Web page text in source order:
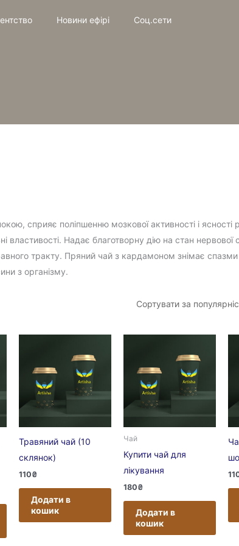
Новини ефірі Соц.сети
сприяє поліпшенню мозкової активності і ясності
властивості. Надає благотворну дію на стан нервової
тракту. Пряний чай з кардамоном знімає
з організму.
Травяний чай (10
склянок)
110₴
Додати в
кошик
Чай
Купити чай для
лікування
180₴
Додати в
кошик